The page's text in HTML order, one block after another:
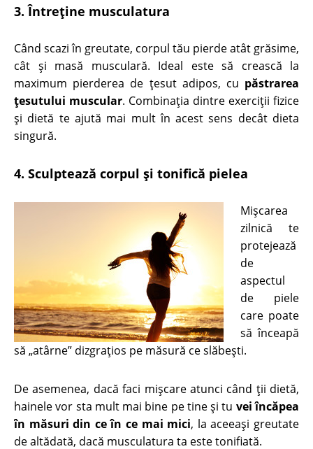
3. Întreţine musculatura
Când scazi în greutate, corpul tău pierde atât grăsime,
cât şi masă musculară. Ideal este să crească la
maximum pierderea de ţesut adipos, cu păstrarea
ţesutului muscular. Combinaţia dintre exerciţii fizice
şi dietă te ajută mai mult în acest sens decât dieta
singură.
4. Sculptează corpul şi tonifică pielea
Mişcarea
zilnică te
protejează
de
aspectul
de piele
care poate
să înceapă
să „atârne” dizgraţios pe măsură ce slăbeşti.
De asemenea, dacă faci mişcare atunci când ţii dietă,
hainele vor sta mult mai bine pe tine şi tu vei încăpea
în măsuri din ce în ce mai mici, la aceeaşi greutate
de altădată, dacă musculatura ta este tonifiată.